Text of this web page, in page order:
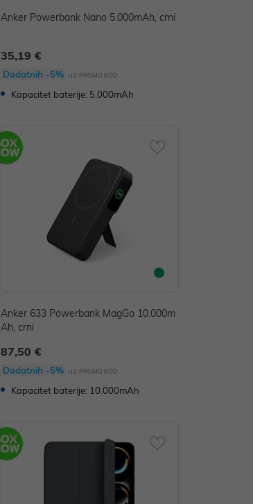
Anker Powerbank Nano 5.000mAh, crni
35,19 €
Dodatnih -5% uz PROMO KOD
Kapacitet baterije: 5.000mAh
Anker 633 Powerbank MagGo 10.000m
Ah, crni
87,50 €
Dodatnih -5% uz PROMO KOD
Kapacitet baterije: 10.000mAh